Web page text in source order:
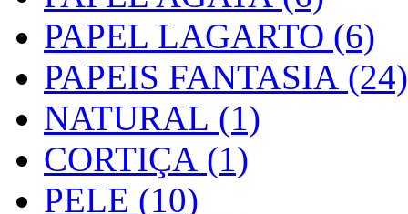
PAPEL LAGARTO (6)
PAPEIS FANTASIA (24)
NATURAL (1)
CORTIÇA (1)
PELE (10)